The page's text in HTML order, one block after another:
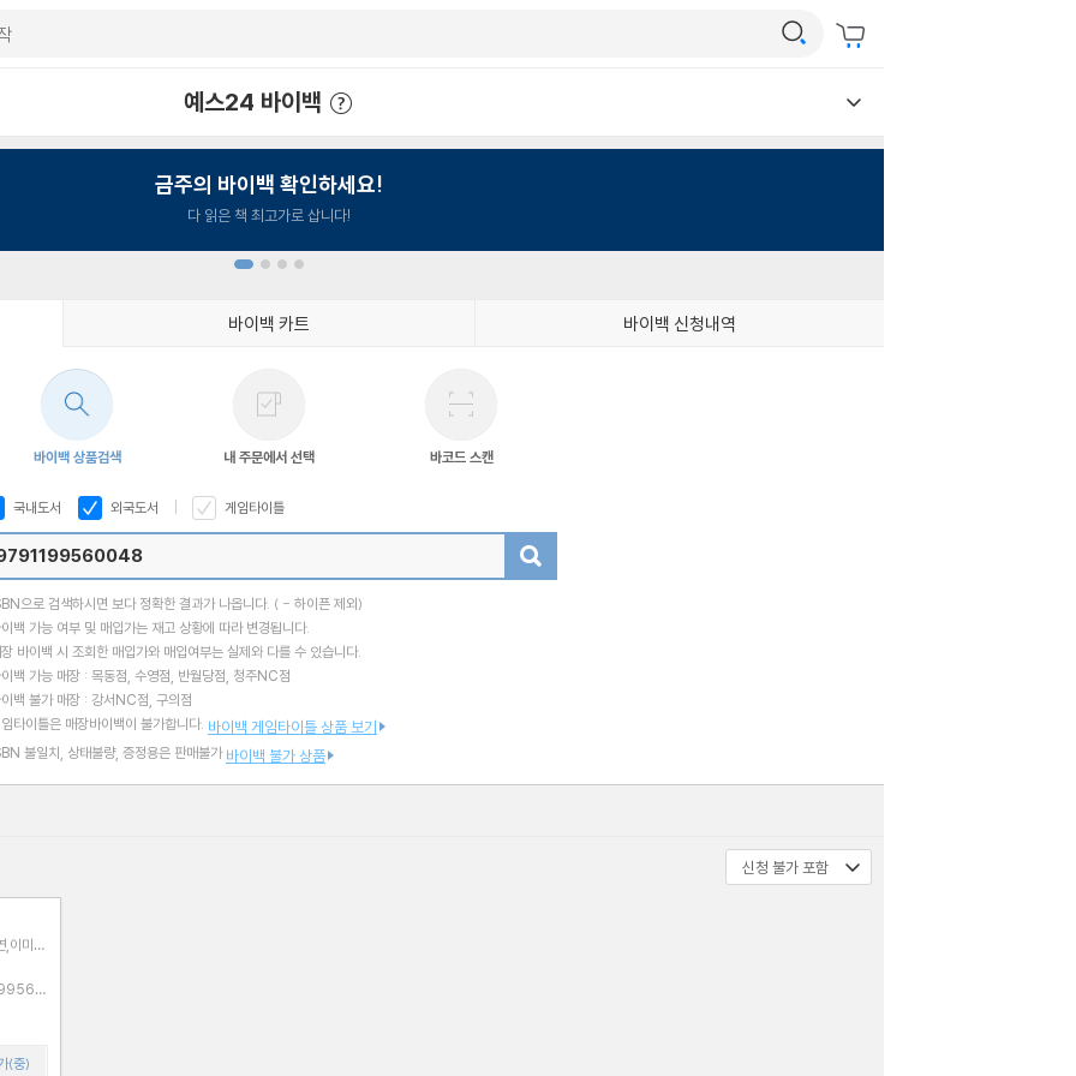
예스24 바이백
금주의 바이백 확인하세요!
다 읽은 책 최고가로 삽니다!
바이백 카트 바이백 신청내역
바이백 상품검색 내 주문에서 선택 바코드 스캔
국내도서 외국도서 게임타이틀
으로 검색하시면 보다 정확한 결과가 나옵니다. ( - 하이픈 제외)
백 가능 여부 및 매입가는 재고 상황에 따라 변경됩니다.
바이백 시 조회한 매입가와 매입여부는 실제와 다를 수 있습니다.
백 가능 매장 : 목동점, 수영점, 반월당점, 청주NC점
백 불가 매장 : 강서NC점, 구의점
타이틀은 매장바이백이 불가합니다. 바이백 게임타이틀 상품 보기
불일치, 상태불량, 증정용은 판매불가 바이백 불가 상품
,이미
(중)